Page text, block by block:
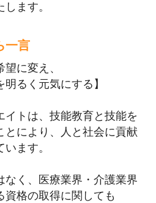
ます。
一言
望に変え、
るく元気にする】
イトは、技能教育と技能を
とにより、人と社会に貢献
ます。
なく、医療業界・介護業界
資格の取得に関しても